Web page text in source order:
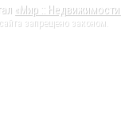
«Мир :: Недвижимости
запрещено законом.